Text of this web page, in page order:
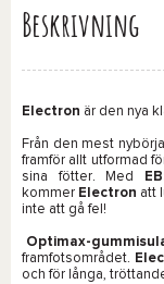
Beskrivning
Electron är den nya
Från den mest
framför allt utformad
sina fötter. Med
kommer Electron att
inte att gå fel!
Optimax-
framfotsområdet.
och för långa,